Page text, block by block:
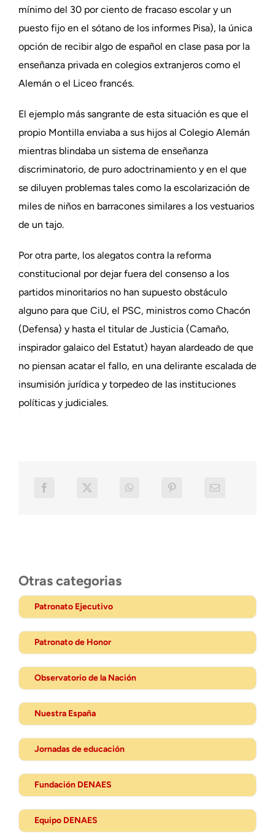
mínimo del 30 por ciento de fracaso escolar y un
puesto fijo en el sótano de los informes Pisa), la única
opción de recibir algo de español en clase pasa por la
enseñanza privada en colegios extranjeros como el
Alemán o el Liceo francés.
El ejemplo más sangrante de esta situación es que el
propio Montilla enviaba a sus hijos al Colegio Alemán
mientras blindaba un sistema de enseñanza
discriminatorio, de puro adoctrinamiento y en el que
se diluyen problemas tales como la escolarización de
miles de niños en barracones similares a los vestuarios
de un tajo.
Por otra parte, los alegatos contra la reforma
constitucional por dejar fuera del consenso a los
partidos minoritarios no han supuesto obstáculo
alguno para que CiU, el PSC, ministros como Chacón
(Defensa) y hasta el titular de Justicia (Camaño,
inspirador galaico del Estatut) hayan alardeado de que
no piensan acatar el fallo, en una delirante escalada de
insumisión jurídica y torpedeo de las instituciones
políticas y judiciales.
Otras categorias
Patronato Ejecutivo
Patronato de Honor
Observatorio de la Nación
Nuestra España
Jornadas de educación
Fundación DENAES
Equipo DENAES